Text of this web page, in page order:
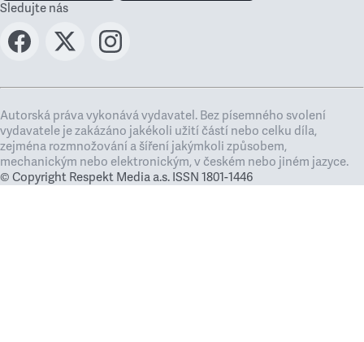
Sledujte nás
Autorská práva vykonává vydavatel. Bez písemného svolení
vydavatele je zakázáno jakékoli užití částí nebo celku díla,
zejména rozmnožování a šíření jakýmkoli způsobem,
mechanickým nebo elektronickým, v českém nebo jiném jazyce.
© Copyright Respekt Media a.s. ISSN 1801-1446